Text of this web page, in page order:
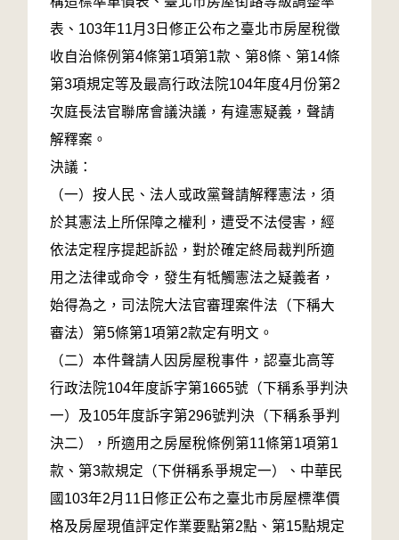
表、103年11月3日修正公布之臺北市房屋稅徵
收自治條例第4條第1項第1款、第8條、第14條
第3項規定等及最高行政法院104年度4月份第2
次庭長法官聯席會議決議，有違憲疑義，聲請
解釋案。
決議：
（一）按人民、法人或政黨聲請解釋憲法，須
於其憲法上所保障之權利，遭受不法侵害，經
依法定程序提起訴訟，對於確定終局裁判所適
用之法律或命令，發生有牴觸憲法之疑義者，
始得為之，司法院大法官審理案件法（下稱大
審法）第5條第1項第2款定有明文。
（二）本件聲請人因房屋稅事件，認臺北高等
行政法院104年度訴字第1665號（下稱系爭判決
一）及105年度訴字第296號判決（下稱系爭判
決二），所適用之房屋稅條例第11條第1項第1
款、第3款規定（下併稱系爭規定一）、中華民
國103年2月11日修正公布之臺北市房屋標準價
格及房屋現值評定作業要點第2點、第15點規定